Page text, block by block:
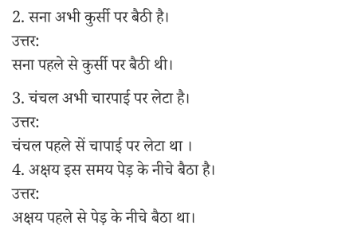
2. सना अभी कुर्सी पर बैठी है।
उत्तर:
सना पहले से कुर्सी पर बैठी थी।
3. चंचल अभी चारपाई पर लेटा है।
उत्तर:
चंचल पहले सें चापाई पर लेटा था ।
4. अक्षय इस समय पेड़ के नीचे बैठा है।
उत्तर:
अक्षय पहले से पेड़ के नीचे बैठा था।